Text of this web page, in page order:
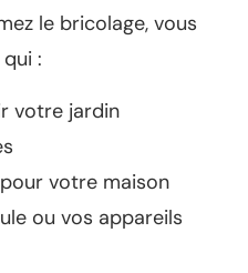
le bricolage, vous
:
votre jardin
votre maison
ou vos appareils